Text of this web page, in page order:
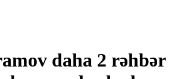
daha 2 rəhbər